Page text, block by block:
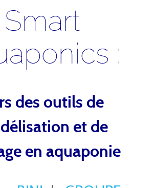
Smart
:
des outils de
et de
en aquaponie